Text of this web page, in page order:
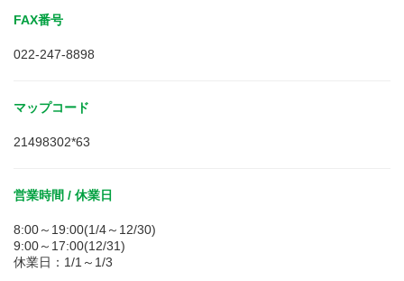
FAX番号
022-247-8898
マップコード
21498302*63
営業時間 / 休業日
8:00～19:00(1/4～12/30)
9:00～17:00(12/31)
休業日：1/1～1/3